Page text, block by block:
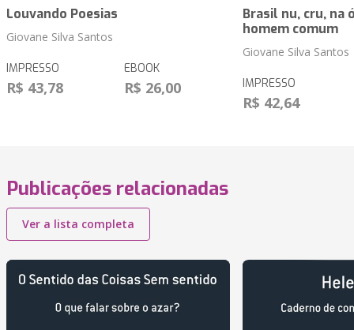
Louvando Poesias
Giovane Silva Santos
IMPRESSO
R$ 43,78
EBOOK
R$ 26,00
Brasil nu, cru, na
homem comum
Giovane Silva Santos
IMPRESSO
R$ 42,64
Publicações relacionadas
Ver a lista completa